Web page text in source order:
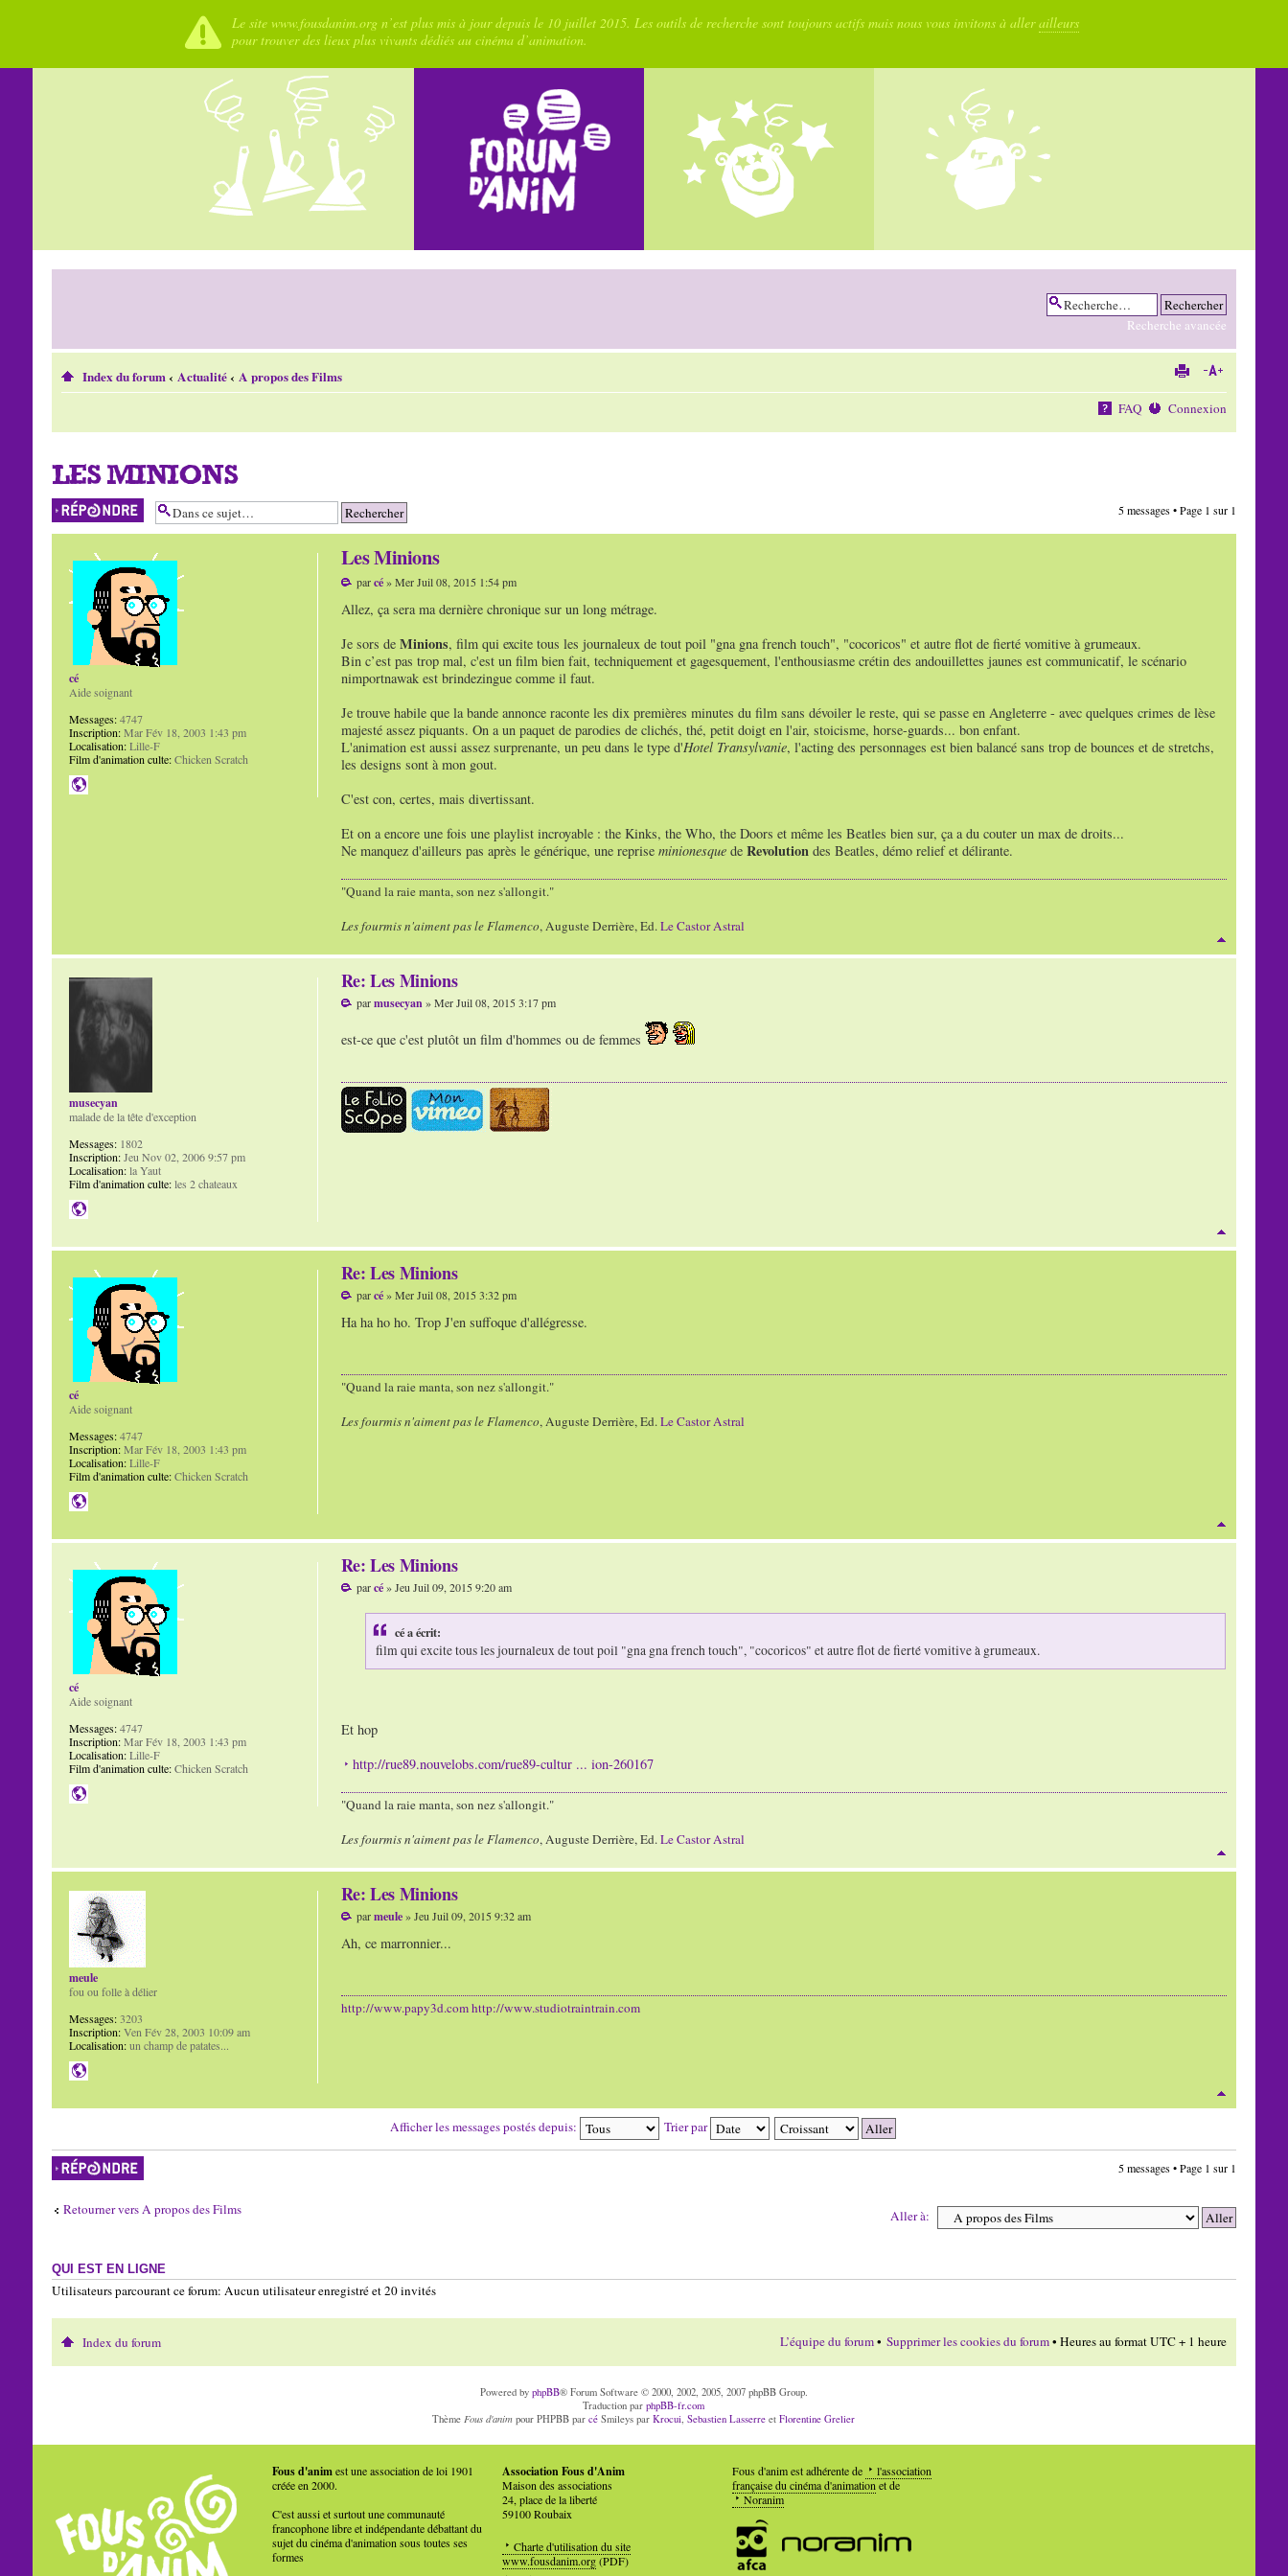
Le site www.fousdanim.org n’est plus mis à jour depuis le 10 juillet 2015. Les outils de recherche sont toujours actifs mais nous vous invitons à allerailleurs
pour trouver des lieux plus vivants dédiés au cinéma d’animation.
Recherche avancée
Index du forum‹ Actualité‹ A propos des Films
FAQ Connexion
LES MINIONS
Répondre 5 messages • Page 1 sur 1
Les Minions
parcé» Mer Juil 08, 2015 1:54 pm
Allez, ça sera ma dernière chronique sur un long métrage.
Je sors de Minions, film qui excite tous les journaleux de tout poil "gna gna french touch", "cocoricos" et autre flot de fierté vomitive à grumeaux.
Bin c’est pas trop mal, c'est un film bien fait, techniquement et gagesquement, l'enthousiasme crétin des andouillettes jaunes est communicatif, le scénario
nimportnawak est brindezingue comme il faut.
Je trouve habile que la bande annonce raconte les dix premières minutes du film sans dévoiler le reste, qui se passe en Angleterre - avec quelques crimes de lèse
majesté assez piquants. On a un paquet de parodies de clichés, thé, petit doigt en l'air, stoicisme, horse-guards... bon enfant.
L'animation est aussi assez surprenante, un peu dans le type d'Hotel Transylvanie, l'acting des personnages est bien balancé sans trop de bounces et de stretchs,
les designs sont à mon gout.
C'est con, certes, mais divertissant.
Et on a encore une fois une playlist incroyable : the Kinks, the Who, the Doors et même les Beatles bien sur, ça a du couter un max de droits...
Ne manquez d'ailleurs pas après le générique, une reprise minionesquede Revolutiondes Beatles, démo relief et délirante.
"Quand la raie manta, son nez s'allongit."
Les fourmis n'aiment pas le Flamenco, Auguste Derrière, Ed.Le Castor Astral
cé
Aide soignant
Messages:4747
Inscription:Mar Fév 18, 2003 1:43 pm
Localisation:Lille-F
Film d'animation culte:Chicken Scratch
Re: Les Minions
parmusecyan » Mer Juil 08, 2015 3:17 pm
est-ce que c'est plutôt un film d'hommes ou de femmes
musecyan
malade de la tête d'exception
Messages:1802
Inscription:Jeu Nov 02, 2006 9:57 pm
Localisation:la Yaut
Film d'animation culte:les 2 chateaux
Re: Les Minions
parcé» Mer Juil 08, 2015 3:32 pm
Ha ha ho ho. Trop J'en suffoque d'allégresse.
"Quand la raie manta, son nez s'allongit."
Les fourmis n'aiment pas le Flamenco, Auguste Derrière, Ed.Le Castor Astral
cé
Aide soignant
Messages:4747
Inscription:Mar Fév 18, 2003 1:43 pm
Localisation:Lille-F
Film d'animation culte:Chicken Scratch
Re: Les Minions
parcé» Jeu Juil 09, 2015 9:20 am
cé a écrit:
film qui excite tous les journaleux de tout poil "gna gna french touch", "cocoricos" et autre flot de fierté vomitive à grumeaux.
Et hop
http://rue89.nouvelobs.com/rue89-cultur ... ion-260167
"Quand la raie manta, son nez s'allongit."
Les fourmis n'aiment pas le Flamenco, Auguste Derrière, Ed. Le Castor Astral
cé
Aide soignant
Messages:4747
Inscription:Mar Fév 18, 2003 1:43 pm
Localisation:Lille-F
Film d'animation culte:Chicken Scratch
Re: Les Minions
parmeule» Jeu Juil 09, 2015 9:32 am
Ah, ce marronnier...
http://www.papy3d.comhttp://www.studiotraintrain.com
meule
fou ou folle à délier
Messages:3203
Inscription:Ven Fév 28, 2003 10:09 am
Localisation:un champ de patates...
Afficher les messages postés depuis: Trier par
Répondre 5 messages • Page 1 sur 1
Retourner vers A propos des Films Aller à:
QUI EST EN LIGNE
Utilisateurs parcourant ce forum: Aucun utilisateur enregistré et 20 invités
Index du forum L’équipe du forum• Supprimer les cookies du forum• Heures au format UTC + 1 heure
Powered by phpBB® Forum Software © 2000, 2002, 2005, 2007 phpBB Group.
Traduction parphpBB-fr.com
ThèmeFous d'anim pour PHPBB parcé Smileys parKrocui,Sebastien Lasserre etFlorentine Grelier
Fous d'animest une association de loi 1901
créée en 2000.
C'est aussi et surtout une communauté
francophone libre et indépendante débattant du
sujet du cinéma d'animation sous toutes ses
formes
Association Fous d'Anim
Maison des associations
24, place de la liberté
59100 Roubaix
Charte d'utilisation du site
www.fousdanim.org(PDF)
Fous d'anim est adhérente de
l'association
française du cinéma d'animation et de
Noranim